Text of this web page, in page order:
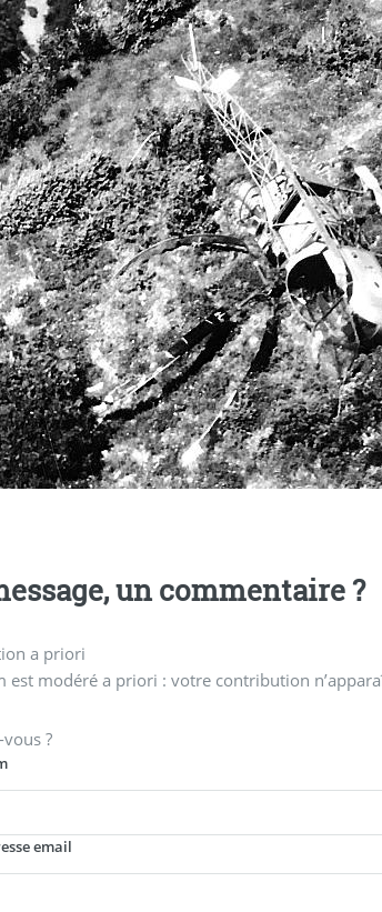
un commentaire ?
a priori
est modéré a priori : votre contribution
?
email